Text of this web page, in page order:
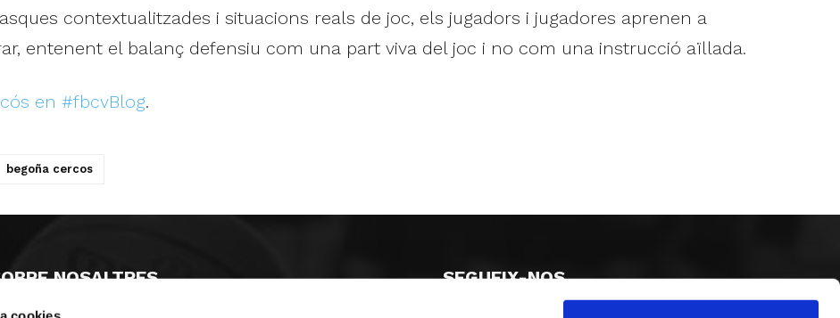
contextualitzades i situacions reals de joc, els jugadors i jugadores aprenen a
entenent el balanç defensiu com una part viva del joc i no com una instrucció aïllada.
en #fbcvBlog.
begoña cercos
NOSALTRES SEGUEIX-NOS